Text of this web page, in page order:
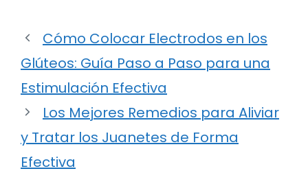
Cómo Colocar Electrodos en los
Glúteos: Guía Paso a Paso para una
Estimulación Efectiva
Los Mejores Remedios para Aliviar
y Tratar los Juanetes de Forma
Efectiva